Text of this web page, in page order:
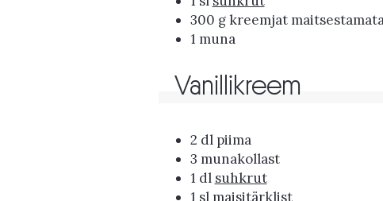
300 g kreemjat
1 muna
Vanillikreem
2 dl piima
3 munakollast
1 dl suhkrut
1 sl maisitärklist